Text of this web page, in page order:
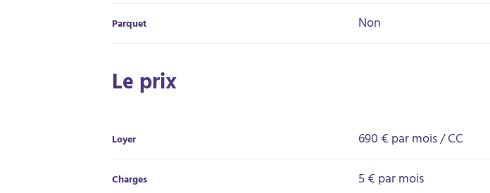
Parquet Non
Le prix
Loyer 690 €par mois / CC
Charges 5 € par mois